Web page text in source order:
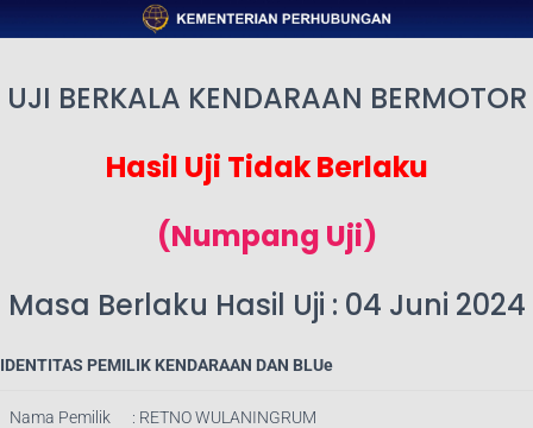
UJI BERKALA KENDARAAN BERMOTOR
Hasil Uji Tidak Berlaku
(Numpang Uji)
Masa Berlaku Hasil Uji : 04 Juni 2024
IDENTITAS PEMILIK KENDARAAN DAN BLUe
Nama Pemilik : RETNO WULANINGRUM